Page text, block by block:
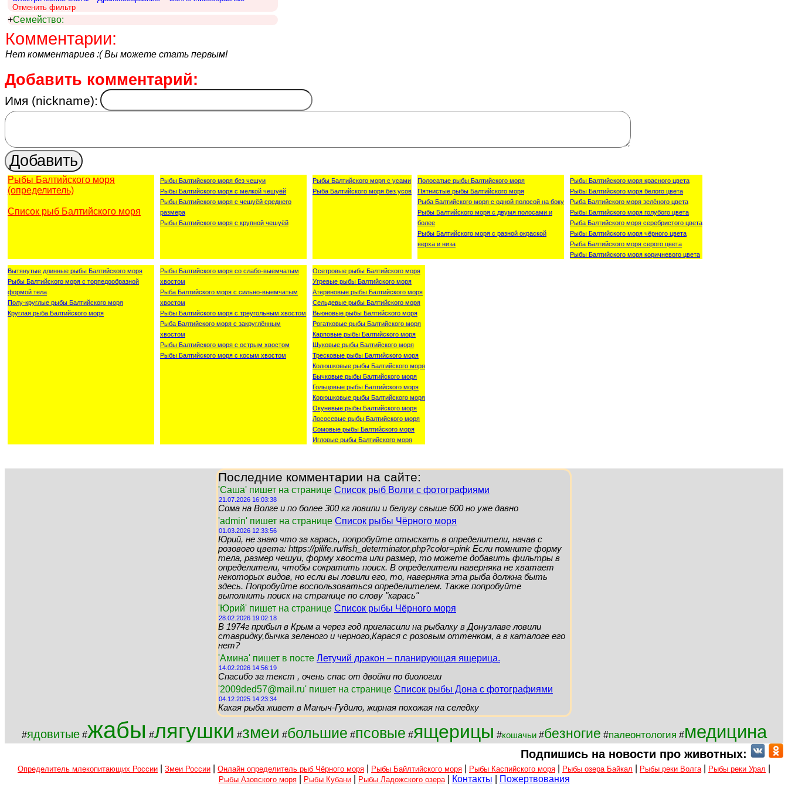
Отменить фильтр
+Семейство:
Комментарии:
Нет комментариев :( Вы можете стать первым!
Добавить комментарий:
Имя (nickname):
Рыбы Балтийского моря
(определитель)
Список рыб Балтийского моря
Рыбы Балтийского моря без чешуи
Рыбы Балтийского моря с мелкой чешуёй
Рыбы Балтийского моря с чешуёй среднего
размера
Рыбы Балтийского моря с крупной чешуёй
Рыбы Балтийского моря с усами
Рыба Балтийского моря без усов
Полосатые рыбы Балтийского моря
Пятнистые рыбы Балтийского моря
Рыба Балтийского моря с одной полосой на боку
Рыбы Балтийского моря с двумя полосами и
более
Рыбы Балтийского моря с разной окраской
верха и низа
Рыбы Балтийского моря красного цвета
Рыбы Балтийского моря белого цвета
Рыба Балтийского моря зелёного цвета
Рыбы Балтийского моря голубого цвета
Рыба Балтийского моря серебристого цвета
Рыбы Балтийского моря чёрного цвета
Рыба Балтийского моря серого цвета
Рыбы Балтийского моря коричневого цвета
Вытянутые длинные рыбы Балтийского моря
Рыбы Балтийского моря с торпедообразной
формой тела
Полу-круглые рыбы Балтийского моря
Круглая рыба Балтийского моря
Рыбы Балтийского моря со слабо-выемчатым
хвостом
Рыба Балтийского моря с сильно-выемчатым
хвостом
Рыбы Балтийского моря с треугольным хвостом
Рыба Балтийского моря с закруглённым
хвостом
Рыбы Балтийского моря с острым хвостом
Рыбы Балтийского моря с косым хвостом
Осетровые рыбы Балтийского моря
Угревые рыбы Балтийского моря
Атериновые рыбы Балтийского моря
Сельдевые рыбы Балтийского моря
Вьюновые рыбы Балтийского моря
Рогатковые рыбы Балтийского моря
Карповые рыбы Балтийского моря
Щуковые рыбы Балтийского моря
Тресковые рыбы Балтийского моря
Колюшковые рыбы Балтийского моря
Бычковые рыбы Балтийского моря
Гольцовые рыбы Балтийского моря
Корюшковые рыбы Балтийского моря
Окуневые рыбы Балтийского моря
Лососевые рыбы Балтийского моря
Сомовые рыбы Балтийского моря
Игловые рыбы Балтийского моря
Последние комментарии на сайте:
'Саша' пишет на странице Список рыб Волги с фотографиями
21.07.2026 16:03:38
Сома на Волге и по более 300 кг ловили и белугу свыше 600 но уже давно
'admin' пишет на странице Список рыбы Чёрного моря
01.03.2026 12:33:56
Юрий, не знаю что за карась, попробуйте отыскать в определители, начав с
розового цвета: https://pilife.ru/fish_determinator.php?color=pink Если помните форму
тела, размер чешуи, форму хвоста или размер, то можете добавить фильтры в
определители, чтобы сократить поиск. В определители наверняка не хватает
некоторых видов, но если вы ловили его, то, наверняка эта рыба должна быть
здесь. Попробуйте воспользоваться определителем. Также попробуйте
выполнить поиск на странице по слову "карась"
'Юрий' пишет на странице Список рыбы Чёрного моря
28.02.2026 19:02:18
В 1974г прибыл в Крым а через год пригласили на рыбалку в Донузлаве ловили
ставридку,бычка зеленого и черного,Карася с розовым оттенком, а в каталоге его
нет?
'Амина' пишет в посте Летучий дракон – планирующая ящерица.
14.02.2026 14:56:19
Спасибо за текст , очень спас от двойки по биологии
'2009ded57@mail.ru' пишет на странице Список рыбы Дона с фотографиями
04.12.2025 14:23:34
Какая рыба живет в Маныч-Гудило, жирная похожая на селедку
#ядовитые#жабы #лягушки #змеи #большие #псовые #ящерицы #кошачьи#безногие #палеонтология #медицина
Подпишись на новости про животных:
Определитель млекопитающих России Змеи России Онлайн определитель рыб Чёрного моря Рыбы Байлтийского моря Рыбы Каспийского моря Рыбы озера Байкал Рыбы реки Волга Рыбы реки Урал
Рыбы Азовского моря| Рыбы Кубани| Рыбы Ладожского озера| Контакты Пожертвования